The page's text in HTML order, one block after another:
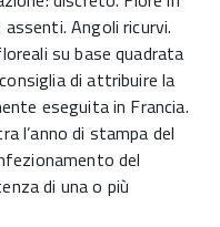
Angoli ricurvi.
su base quadrata
di attribuire la
eseguita in Francia.
l’anno di stampa del
del
di una o più